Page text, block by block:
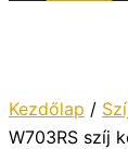
Kezdőlap /
W703RS szíj